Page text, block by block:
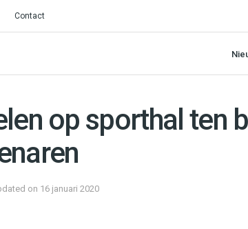
Contact
op sporthal ten
on 16 januari 2020